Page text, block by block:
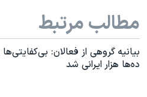
مطالب مرتبط
بیانیه گروهی از فعالان:
ده‌ها هزار ایرانی شد